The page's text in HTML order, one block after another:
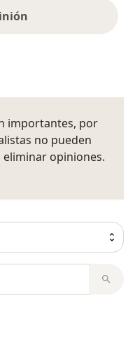
importantes, por
no pueden
opiniones.